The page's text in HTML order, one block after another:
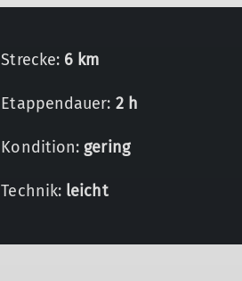
Strecke: 6 km
Etappendauer: 2 h
Kondition: gering
Technik: leicht